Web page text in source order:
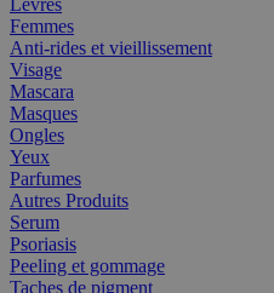
Lèvres
Femmes
Anti-rides et vieillissement
Visage
Mascara
Masques
Ongles
Yeux
Parfumes
Autres Produits
Serum
Psoriasis
Peeling et gommage
Taches de pigment